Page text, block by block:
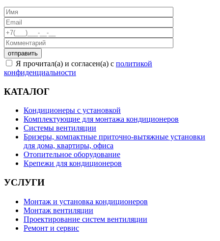
Я прочитал(а) и согласен(а) с политикой
конфиденциальности
КАТАЛОГ
Кондиционеры с установкой
Комплектующие для монтажа кондиционеров
Системы вентиляции
Бризеры, компактные приточно-вытяжные установки
для дома, квартиры, офиса
Отопительное оборудование
Крепежи для кондиционеров
УСЛУГИ
Монтаж и установка кондиционеров
Монтаж вентиляции
Проектирование систем вентиляции
Ремонт и сервис